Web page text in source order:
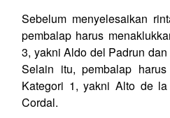
Sebelum menyelesaikan
pembalap harus
3, yakni Aldo del Padrun
Selain itu, pembalap
Kategori 1, yakni Alto de
Cordal.